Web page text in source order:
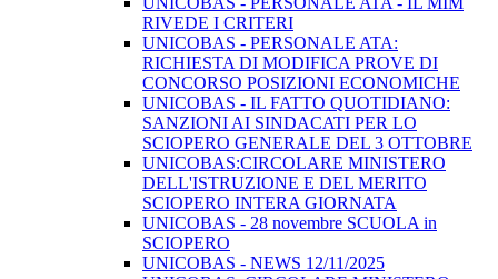
RIVEDE I CRITERI
UNICOBAS - PERSONALE ATA:
RICHIESTA DI MODIFICA PROVE DI
CONCORSO POSIZIONI ECONOMICHE
UNICOBAS - IL FATTO QUOTIDIANO:
SANZIONI AI SINDACATI PER LO
SCIOPERO GENERALE DEL 3 OTTOBRE
UNICOBAS:CIRCOLARE MINISTERO
DELL'ISTRUZIONE E DEL MERITO
SCIOPERO INTERA GIORNATA
UNICOBAS - 28 novembre SCUOLA in
SCIOPERO
UNICOBAS - NEWS 12/11/2025